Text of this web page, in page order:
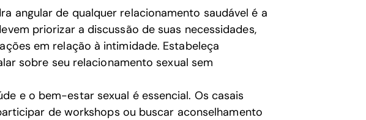
angular de qualquer relacionamento saudável é a
priorizar a discussão de suas necessidades,
em relação à intimidade. Estabeleça
sobre seu relacionamento sexual sem
e o bem-estar sexual é essencial. Os casais
de workshops ou buscar aconselhamento